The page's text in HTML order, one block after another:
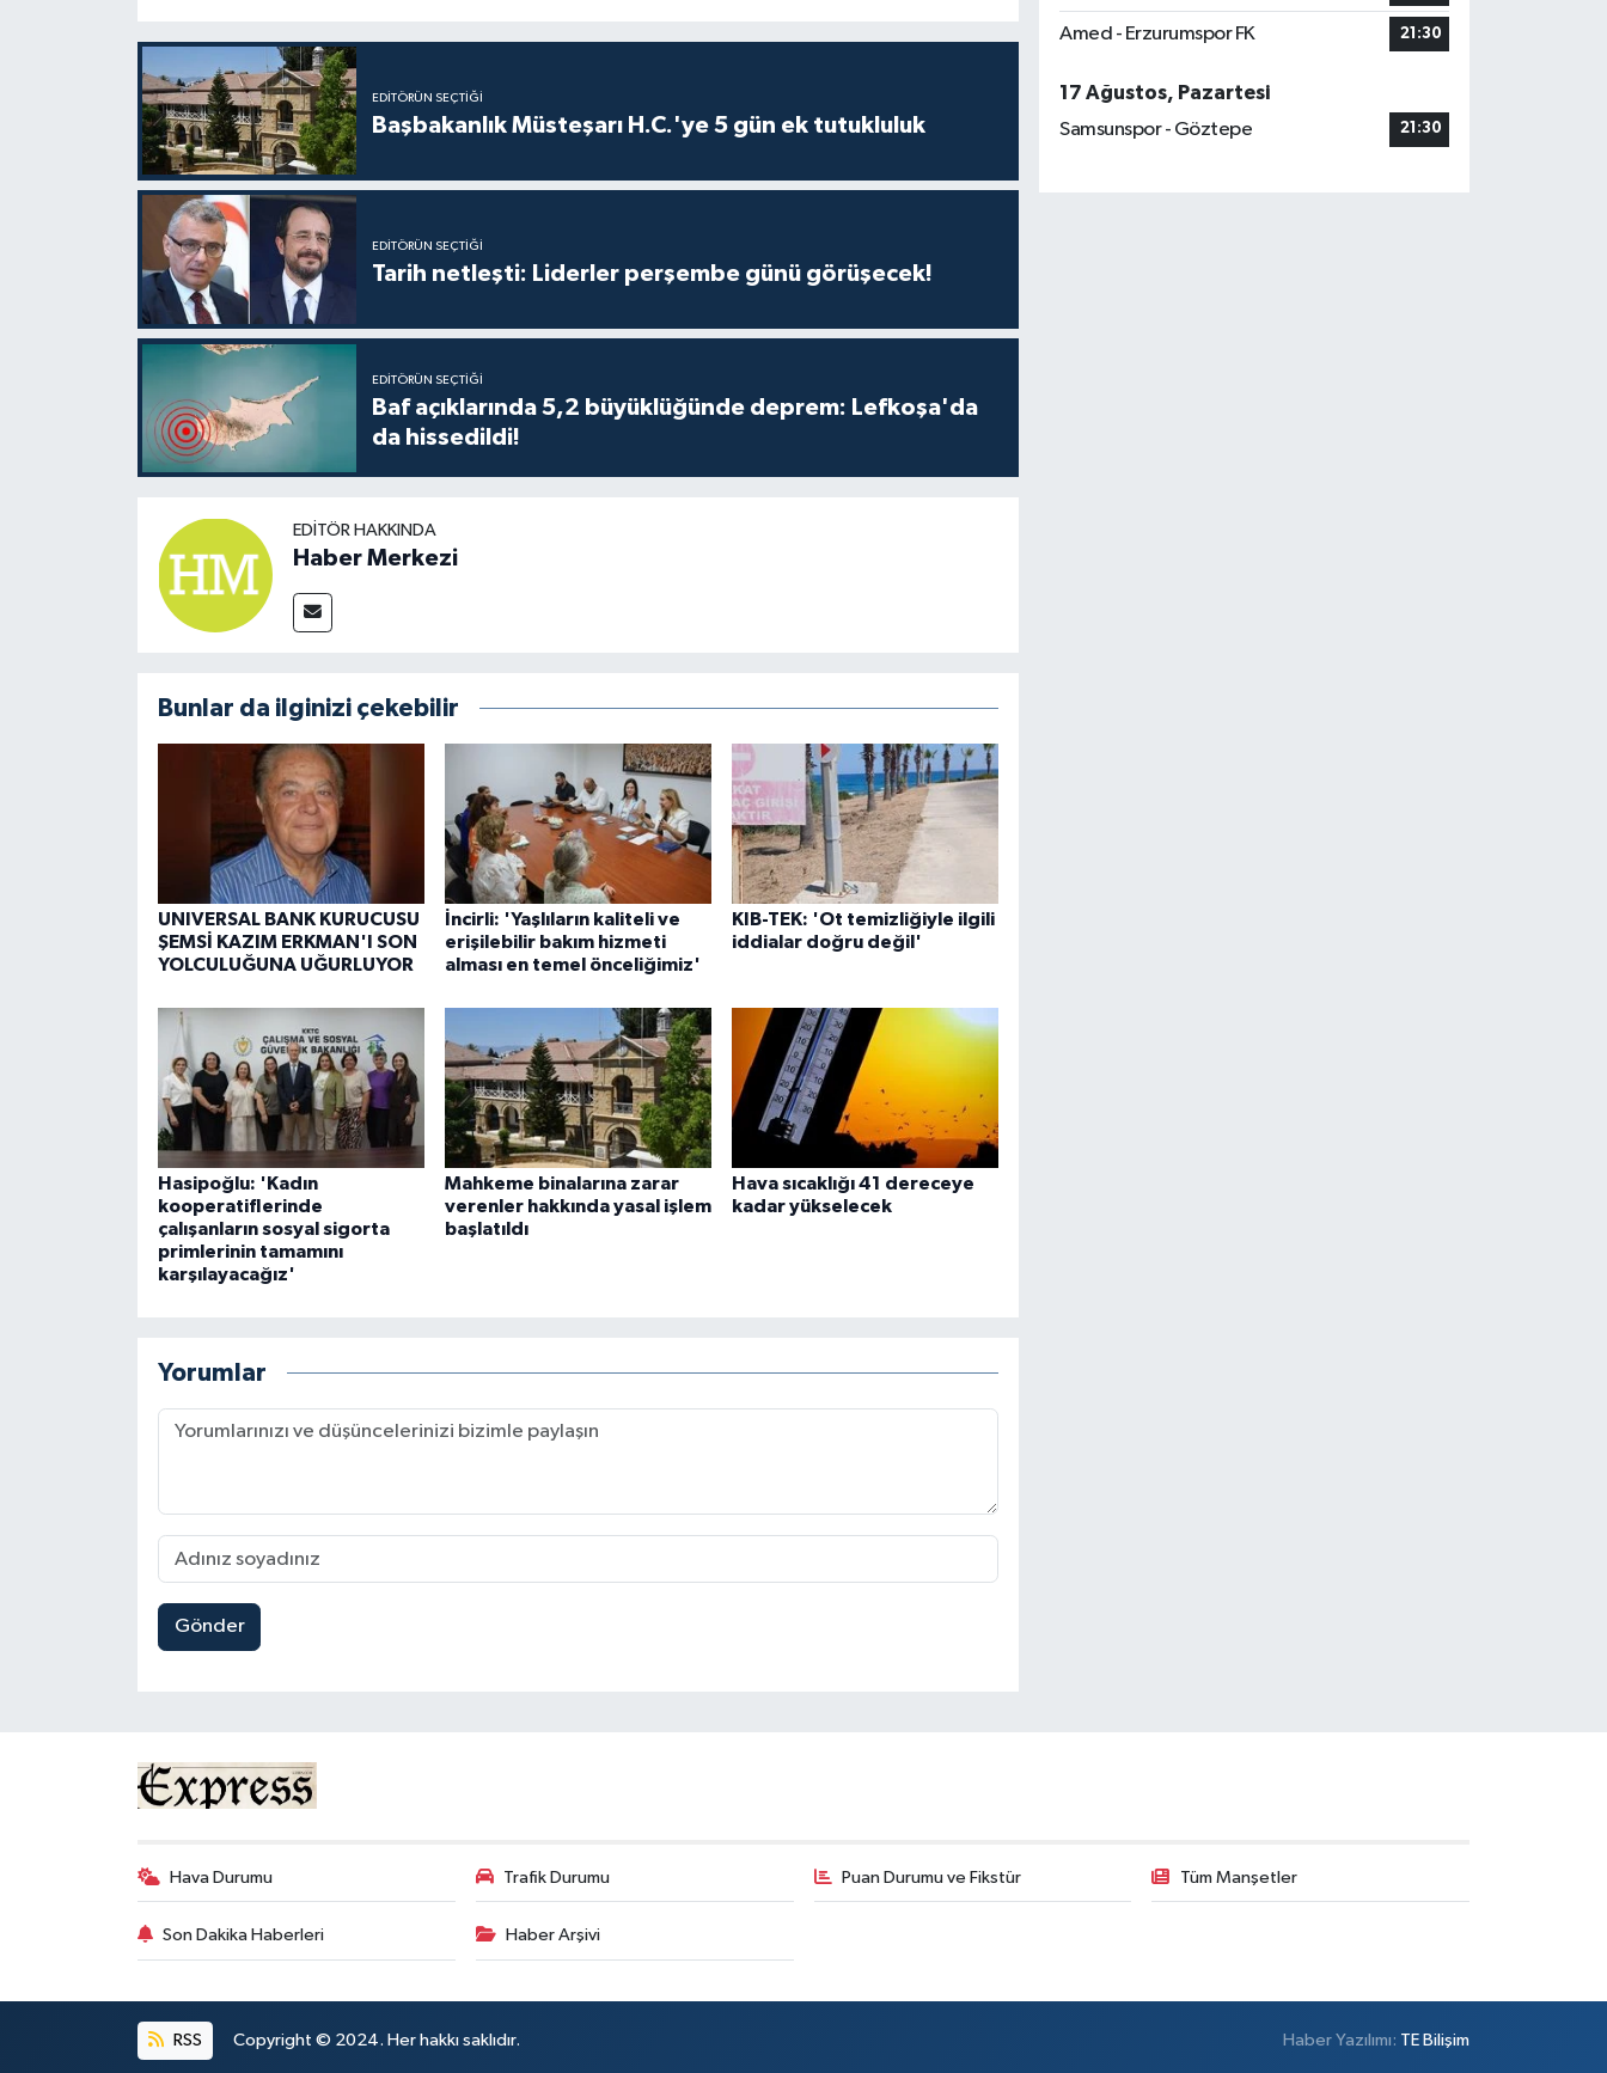
EDITÖRÜN SEÇTIĞI
Başbakanlık Müsteşarı H.C.'ye 5 gün ek tutukluluk
EDITÖRÜN SEÇTIĞI
Tarih netleşti: Liderler perşembe günü görüşecek!
EDITÖRÜN SEÇTIĞI
Baf açıklarında 5,2 büyüklüğünde deprem: Lefkoşa'da
da hissedildi!
EDITÖR HAKKINDA
Haber Merkezi
Bunlar da ilginizi çekebilir
UNIVERSAL BANK KURUCUSU
ŞEMSİ KAZIM ERKMAN'I SON
YOLCULUĞUNA UĞURLUYOR
İncirli: 'Yaşlıların kaliteli ve
erişilebilir bakım hizmeti
alması en temel önceliğimiz'
KIB-TEK: 'Ot temizliğiyle ilgili
iddialar doğru değil'
Hasipoğlu: 'Kadın
kooperatiflerinde
çalışanların sosyal sigorta
primlerinin tamamını
karşılayacağız'
Mahkeme binalarına zarar
verenler hakkında yasal işlem
başlatıldı
Hava sıcaklığı 41 dereceye
kadar yükselecek
Yorumlar
Gönder
Amed - Erzurumspor FK 21:30
17 Ağustos, Pazartesi
Samsunspor - Göztepe
21:30
Hava Durumu Trafik Durumu Puan Durumu ve Fikstür Tüm Manşetler
Son Dakika Haberleri Haber Arşivi
RSS Copyright © 2024. Her hakkı saklıdır. Haber Yazılımı: TE Bilişim